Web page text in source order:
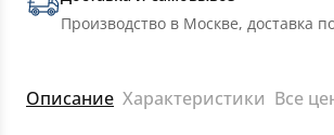
Производство в Москве, доставка
Описание Характеристики Все